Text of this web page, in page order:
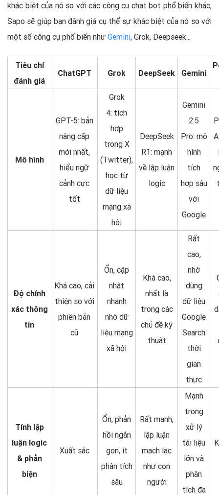
khác biệt của nó so với các công cụ chat bot phổ biến khác,
Sapo sẽ giúp bạn đánh giá cụ thể sự khác biệt của nó so với
một số công cụ phổ biến như Gemini, Grok, Deepseek...
Tiêu chí
đánh giá
ChatGPT Grok DeepSeek Gemini
Mô hình
GPT-5: bản
nâng cấp
mới nhất,
hiểu ngữ
cảnh cực
tốt
Grok
4: tích
hợp
trong X
(Twitter),
học từ
dữ liệu
mạng xã
hội
DeepSeek
R1: mạnh
về lập luận
logic
Gemini
2.5
Pro: mô
hình
tích
hợp sâu
với
Google
Độ chính
xác thông
tin
Khá cao, cải
thiện so với
phiên bản
cũ
Ổn, cập
nhật
nhanh
nhờ dữ
liệu mạng
xã hội
Khá cao,
nhất là
trong các
chủ đề kỹ
thuật
Rất
cao,
nhờ
dùng
dữ liệu
Google
Search
thời
gian
thực
Tính lập
luận logic
& phản
biện
Xuất sắc
Ổn, phản
hồi ngắn
gọn, ít
phân tích
sâu
Rất mạnh,
lập luận
mạch lạc
như con
người
Mạnh
trong
xử lý
tài liệu
lớn và
phân
tích đa